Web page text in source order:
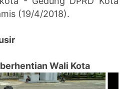
(19/4/2018).
Wali Kota